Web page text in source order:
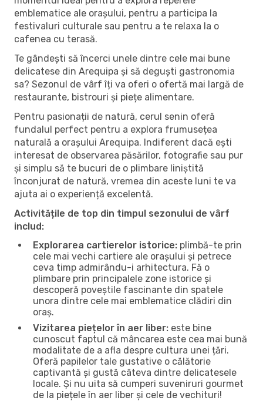
emblematice ale orașului, pentru a participa la
festivaluri culturale sau pentru a te relaxa la o
cafenea cu terasă.
Te gândești să încerci unele dintre cele mai bune
delicatese din Arequipa și să deguști gastronomia
sa? Sezonul de vârf îți va oferi o ofertă mai largă de
restaurante, bistrouri și piețe alimentare.
Pentru pasionații de natură, cerul senin oferă
fundalul perfect pentru a explora frumusețea
naturală a orașului Arequipa. Indiferent dacă ești
interesat de observarea păsărilor, fotografie sau pur
și simplu să te bucuri de o plimbare liniștită
înconjurat de natură, vremea din aceste luni te va
ajuta ai o experiență excelentă.
Activitățile de top din timpul sezonului de vârf
includ:
Explorarea cartierelor istorice: plimbă-te prin
cele mai vechi cartiere ale orașului și petrece
ceva timp admirându-i arhitectura. Fă o
plimbare prin principalele zone istorice și
descoperă poveștile fascinante din spatele
unora dintre cele mai emblematice clădiri din
oraș.
Vizitarea piețelor în aer liber: este bine
cunoscut faptul că mâncarea este cea mai bună
modalitate de a afla despre cultura unei țări.
Oferă papilelor tale gustative o călătorie
captivantă și gustă câteva dintre delicatesele
locale. Și nu uita să cumperi suveniruri gourmet
de la piețele în aer liber și cele de vechituri!